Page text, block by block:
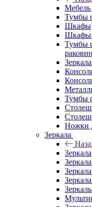
Мебель
Тумбы
Шкафы
Тумбы
Тумбы
Ножки
Зеркала
Зеркала